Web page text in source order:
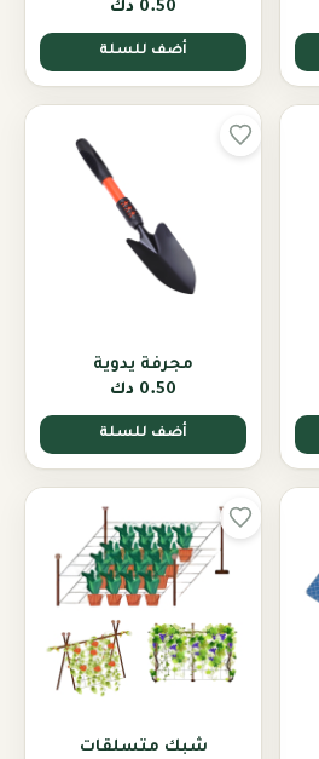
0.50 دك
أضف للسلة
مجرفة يدوية
0.50 دك
أضف للسلة
شبك متسلقات